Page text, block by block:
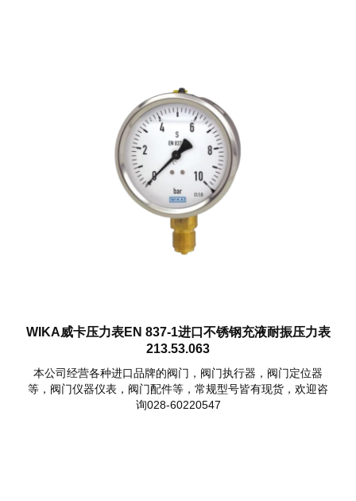
WIKA威卡压力表EN 837-1进口不锈钢充液耐振压力表
213.53.063
本公司经营各种进口品牌的阀门，阀门执行器，阀门定位器
等，阀门仪器仪表，阀门配件等，常规型号皆有现货，欢迎咨
询028-60220547